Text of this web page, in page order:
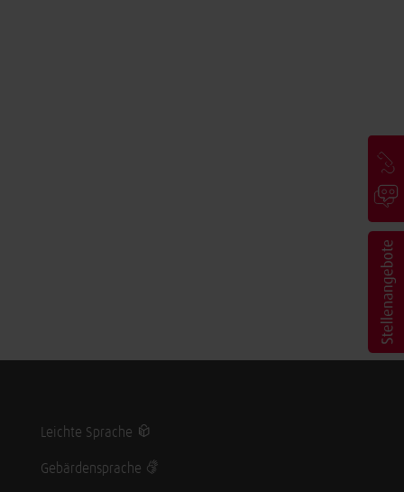
Leichte Sprache
Gebärdensprache